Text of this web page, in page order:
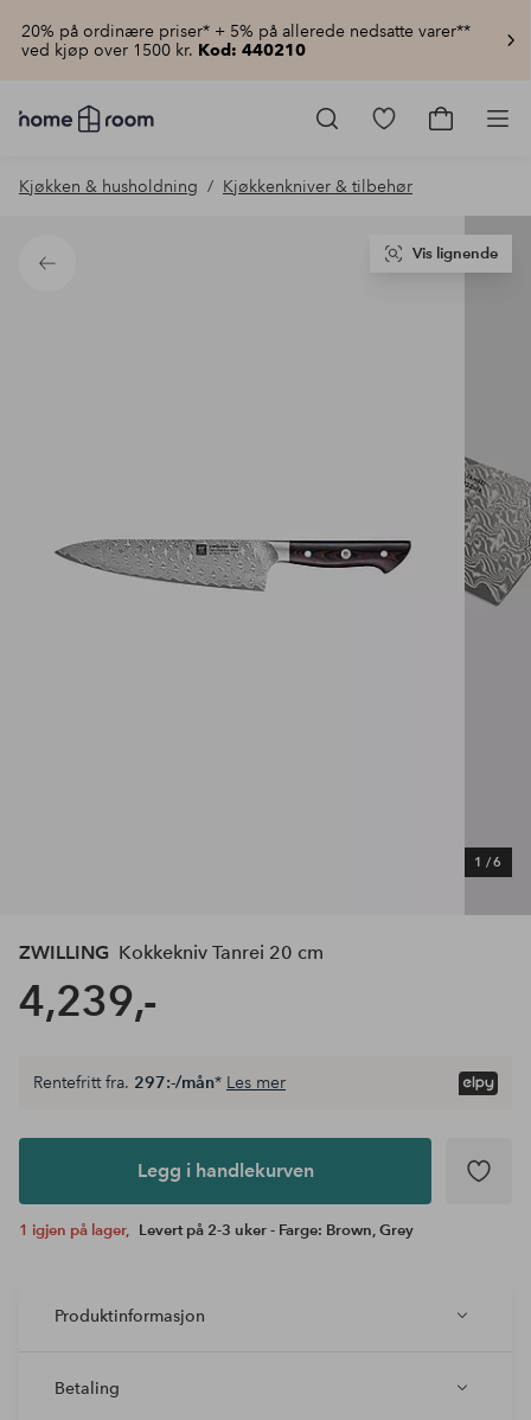
20% på ordinære priser* + 5% på allerede nedsatte varer**
ved kjøp over 1500 kr. Kod: 440210
Homeroom
–
hjemmet
pris
Gå
produkter
Gå
Kjøkken & husholdning Kjøkkenkniver & tilbehør
Tilbake
1 /6
Vis lignende
ZWILLING Kokkekniv Tanrei 20 cm
4,239,-
Legg i
Rentefritt fra. 297:-/mån* Les mer
Legg i handlekurven
1 igjen på lager, Levert på 2-3 uker - Farge: Brown, Grey
Produktinformasjon
Betaling